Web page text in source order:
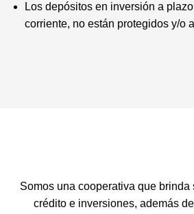
Los depósitos en inversión a
corriente, no están protegidos y/o
Somos una cooperativa que brinda
crédito e inversiones, además